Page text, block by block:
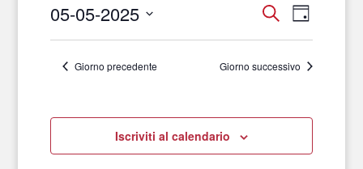
5
Maggio,
Eventi
Ricerca
viste
Cerca Evento
Viste
Giorno
05-05-2025
data.Giorno precedente Giorno successivo
Iscriviti al calendario